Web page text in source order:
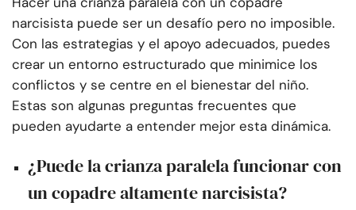
narcisista puede ser un desafío pero no imposible.
Con las estrategias y el apoyo adecuados, puedes
crear un entorno estructurado que minimice los
conflictos y se centre en el bienestar del niño.
Estas son algunas preguntas frecuentes que
pueden ayudarte a entender mejor esta dinámica.
¿Puede la crianza paralela funcionar con
un copadre altamente narcisista?